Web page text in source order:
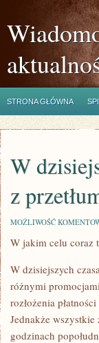
STRONA GŁÓWNA
W
z
MOŻLIWOŚĆ
W jakim celu coraz
W dzisiejszych
różnymi
rozłożenia
Jednakże
godzinach